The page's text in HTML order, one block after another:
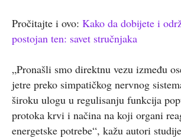
Pročitajte i ovo: Kako da dobijete i
postojan ten: savet stručnjaka
„Pronašli smo direktnu vezu između
jetre preko simpatičkog nervnog
široku ulogu u regulisanju funkcija
protoka krvi i načina na koji organi
energetske potrebe“, kažu autori